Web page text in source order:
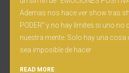
Ademas nos hace ver show tras
PODER” y no hay límites si uno no
nuestra mente. Solo hay una cosa
sea imposible de hacer
READ MORE